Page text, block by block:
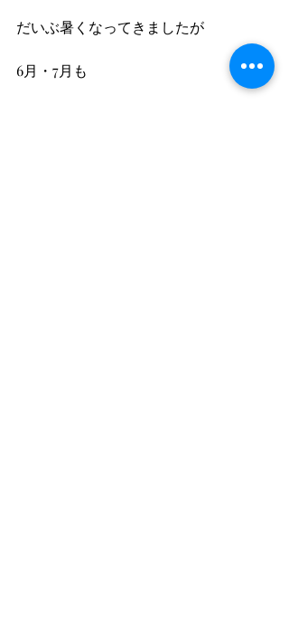
だいぶ暑くなってきましたが
6月・7月も